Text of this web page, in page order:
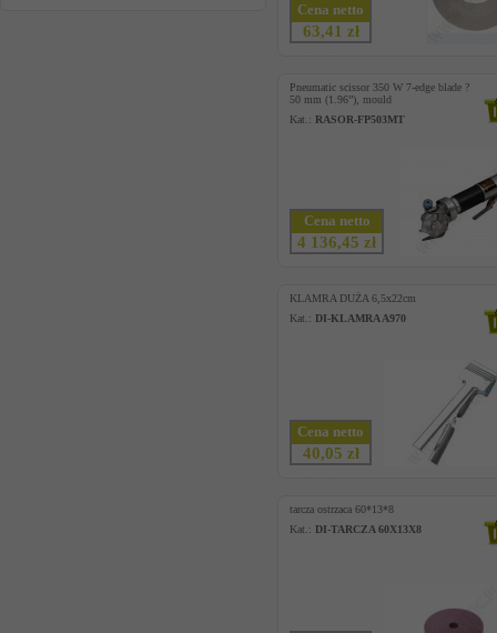
Cena netto
63,41 zł
Pneumatic scissor 350 W 7-edge blade ?
50 mm (1.96”), mould
Kat.: RASOR-FP503MT
Cena netto
4 136,45 zł
KLAMRA DUŻA 6,5x22cm
Kat.: DI-KLAMRA A970
Cena netto
40,05 zł
tarcza ostrzaca 60*13*8
Kat.: DI-TARCZA 60X13X8